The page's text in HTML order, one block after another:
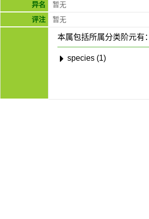
异名
暂无
评注
暂无
本属包括所属分类阶元有：
species (1)